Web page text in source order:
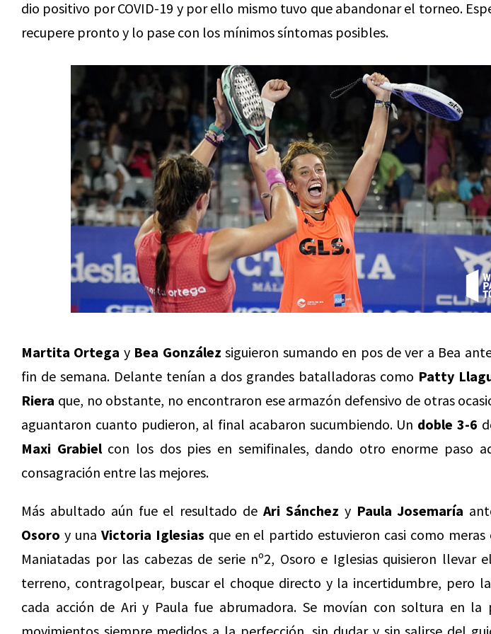
dio positivo por COVID-19 y por ello mismo tuvo que abandonar el torneo.
recupere pronto y lo pase con los mínimos síntomas posibles.
Martita Ortega y Bea González siguieron sumando en pos de ver a Bea
fin de semana. Delante tenían a dos grandes batalladoras como Patty
Riera que, no obstante, no encontraron ese armazón defensivo de otras
aguantaron cuanto pudieron, al final acabaron sucumbiendo. Un doble 3-6
Maxi Grabielcon los dos pies en semifinales, dando otro enorme paso
consagración entre las mejores.
Más abultado aún fue el resultado de Ari Sánchez y Paula Josemaría
Osoro y una Victoria Iglesias que en el partido estuvieron casi como meras
Maniatadas por las cabezas de serie nº2, Osoro e Iglesias quisieron llevar
terreno, contragolpear, buscar el choque directo y la incertidumbre, pero
cada acción de Ari y Paula fue abrumadora. Se movían con soltura en la